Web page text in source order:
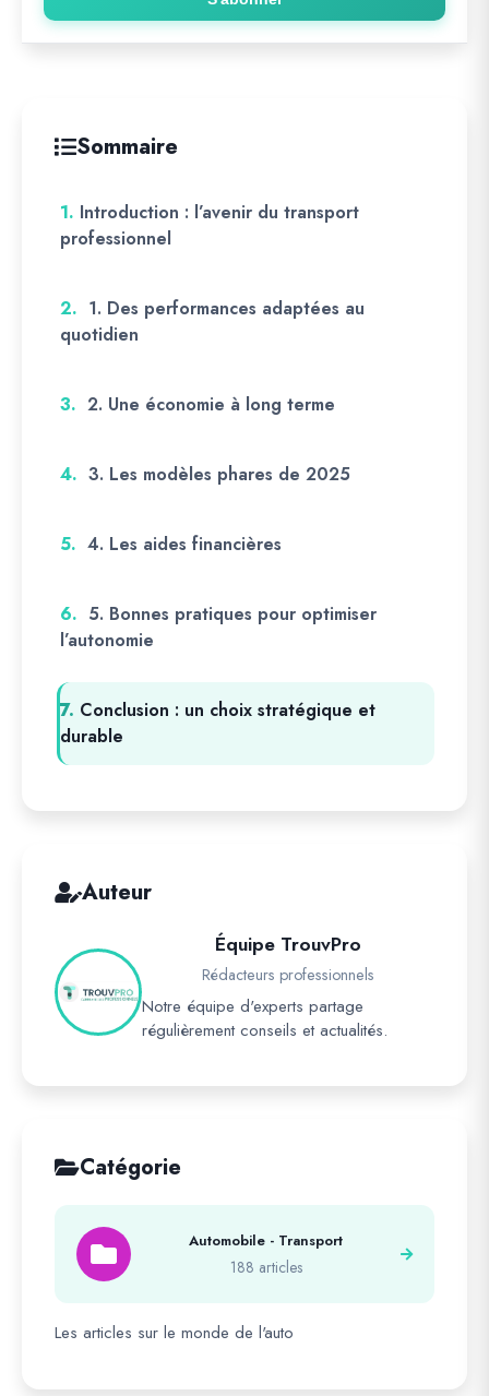
Sommaire
1. Introduction : l’avenir du transport
professionnel
2. 1. Des performances adaptées au
quotidien
3. 2. Une économie à long terme
4. 3. Les modèles phares de 2025
5. 4. Les aides financières
6. 5. Bonnes pratiques pour optimiser
l’autonomie
7. Conclusion : un choix stratégique et
durable
Auteur
Équipe TrouvPro
Rédacteurs professionnels
Notre équipe d'experts partage
régulièrement conseils et actualités.
Catégorie
Automobile - Transport
188 articles
Les articles sur le monde de l'auto